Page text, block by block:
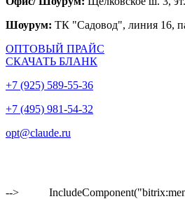
Шоурум: ТК "Садовод", линия 16,
ОПТОВЫЙ ПРАЙС
СКАЧАТЬ БЛАНК
+7 (925) 589-55-36
+7 (495) 981-54-32
opt@claude.ru
-->